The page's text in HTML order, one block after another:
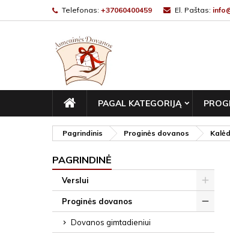
Telefonas: +37060400459 El. Paštas:
PAGRINDINIS
PAGAL KATEGORIJĄ
Pagrindinis Proginės dovanos
PAGRINDINĖ
Verslui
Proginės dovanos
Dovanos gimtadieniui